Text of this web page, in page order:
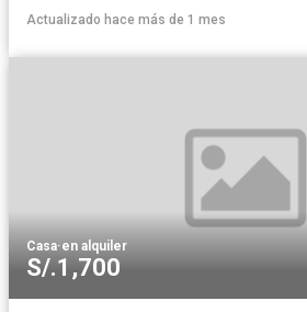
Actualizado hace más de 1 mes
Casa·en alquiler
S/.1,700